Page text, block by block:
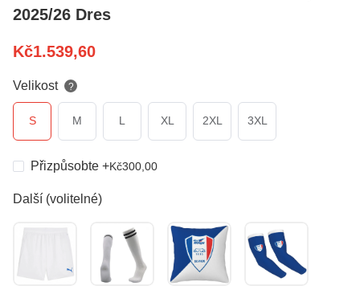
2025/26 Dres
Kč1.539,60
Velikost ?
S M L XL 2XL 3XL
Přizpůsobte +Kč300,00
Další (volitelné)